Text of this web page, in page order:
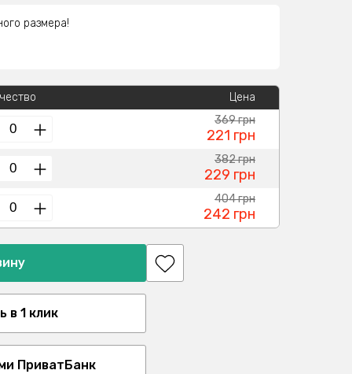
размера!
Цена
369 грн
221 грн
382 грн
229 грн
404 грн
242 грн
в 1 клик
ПриватБанк